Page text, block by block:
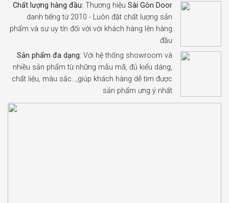
Chất lượng hàng đầu: Thương hiệu Sài Gòn Door
danh tiếng từ 2010 - Luôn đặt chất lượng sản
phẩm và sự uy tín đối với với khách hàng lên hàng
đầu
Sản phẩm đa dạng: Với hệ thống showroom và
nhiều sản phẩm từ những mẫu mã, đủ kiểu dáng,
chất liệu, màu sắc…,giúp khách hàng dễ tìm được
sản phẩm ưng ý nhất